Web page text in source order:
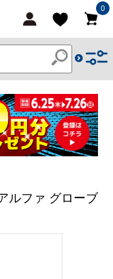
0
ルファ グローブ